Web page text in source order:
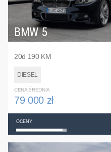
BMW 5
20d 190 KM
DIESEL
CENA ŚREDNIA
79 000 zł
OCENY